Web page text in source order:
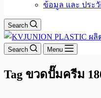
ข้อมูล และ ประ
Search
Search Menu
Tag ขวดปั๊มครีม